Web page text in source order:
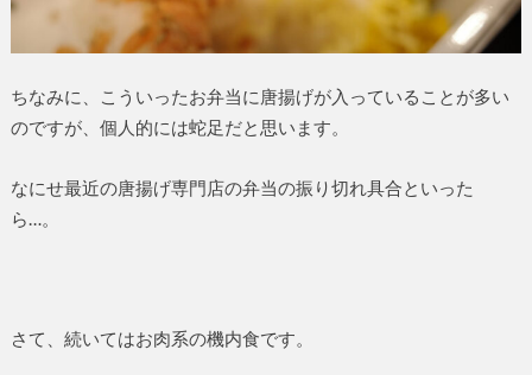
ちなみに、こういったお弁当に唐揚げが入っていることが多い
のですが、個人的には蛇足だと思います。
なにせ最近の唐揚げ専門店の弁当の振り切れ具合といった
ら…。
さて、続いてはお肉系の機内食です。